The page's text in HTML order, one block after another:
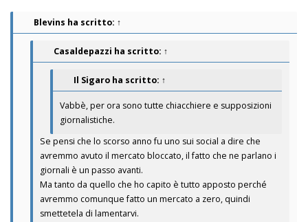
Blevins ha scritto: ↑
Casaldepazzi ha scritto: ↑
Il Sigaro ha scritto: ↑
Vabbè, per ora sono tutte chiacchiere e supposizioni
giornalistiche.
Se pensi che lo scorso anno fu uno sui social a dire che
avremmo avuto il mercato bloccato, il fatto che ne parlano i
giornali è un passo avanti.
Ma tanto da quello che ho capito è tutto apposto perché
avremmo comunque fatto un mercato a zero, quindi
smettetela di lamentarvi.